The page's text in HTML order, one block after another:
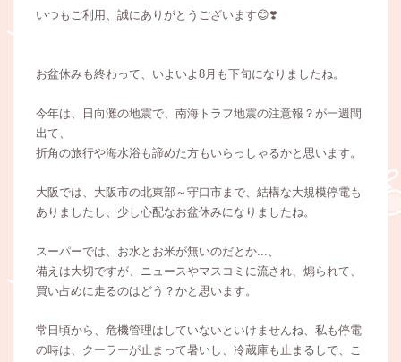
いつもご利用、誠にありがとうございます😊❣️
お盆休みも終わって、いよいよ8月も下旬になりましたね。
今年は、日向灘の地震で、南海トラフ地震の注意報？が一週間
出て、
折角の旅行や海水浴も諦めた方もいらっしゃるかと思います。
大阪では、大阪市の北東部～守口市まで、結構な大規模停電も
ありましたし、少し心配なお盆休みになりましたね。
スーパーでは、お水とお米が無いのだとか...、
備えは大切ですが、ニュースやマスコミに流され、煽られて、
買い占めに走るのはどう？かと思います。
常日頃から、危機管理はしていないといけませんね、私も停電
の時は、クーラーが止まって暑いし、冷蔵庫も止まるしで、こ